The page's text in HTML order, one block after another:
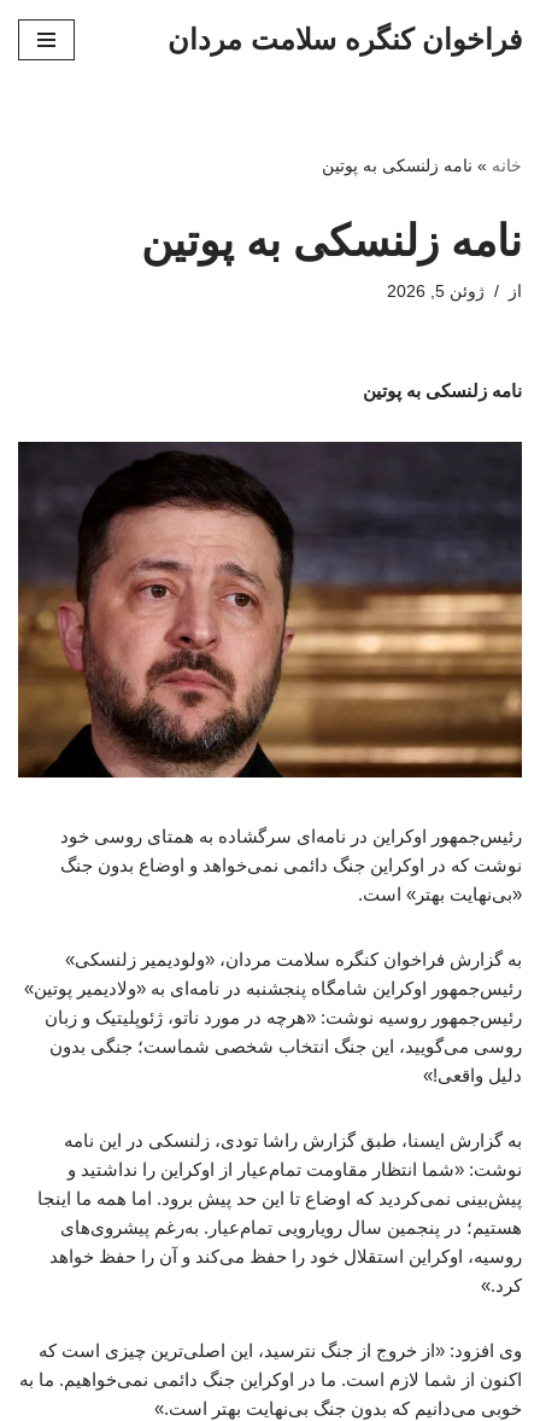
فراخوان کنگره سلامت مردان
خانه » نامه زلنسکی به پوتین
نامه زلنسکی به پوتین
از ژوئن 5, 2026
نامه زلنسکی به پوتین
رئیس‌جمهور اوکراین در نامه‌ای سرگشاده به همتای روسی خود
نوشت که در اوکراین جنگ دائمی نمی‌خواهد و اوضاع بدون جنگ
«بی‌نهایت بهتر» است.
به گزارش فراخوان کنگره سلامت مردان، «ولودیمیر زلنسکی»
رئیس‌جمهور اوکراین شامگاه پنجشنبه در نامه‌ای به «ولادیمیر پوتین»
رئیس‌جمهور روسیه نوشت: «هرچه در مورد ناتو، ژئوپلیتیک و زبان
روسی می‌گویید، این جنگ انتخاب شخصی شماست؛ جنگی بدون
دلیل واقعی!»
به گزارش ایسنا، طبق گزارش راشا تودی، زلنسکی در این نامه
نوشت: «شما انتظار مقاومت تمام‌عیار از اوکراین را نداشتید و
پیش‌بینی نمی‌کردید که اوضاع تا این حد پیش برود. اما همه ما اینجا
هستیم؛ در پنجمین سال رویارویی تمام‌عیار. به‌رغم پیشروی‌های
روسیه، اوکراین استقلال خود را حفظ می‌کند و آن را حفظ خواهد
کرد.»
وی افزود: «از خروج از جنگ نترسید، این اصلی‌ترین چیزی است که
اکنون از شما لازم است. ما در اوکراین جنگ دائمی نمی‌خواهیم. ما به
خوبی می‌دانیم که بدون جنگ بی‌نهایت بهتر است.»